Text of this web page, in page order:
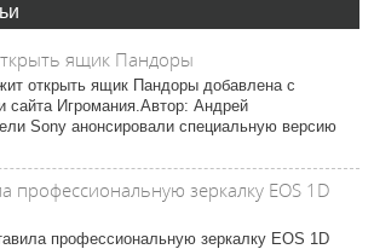
ящик Пандоры
открыть ящик Пандоры добавлена с
сайта Игромания.Автор: Андрей
Sony анонсировали специальную версию
профессиональную зеркалку EOS 1D
профессиональную зеркалку EOS 1D